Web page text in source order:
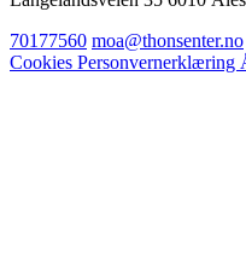
70177560 moa@thonsenter.no
Cookies Personvernerklæring